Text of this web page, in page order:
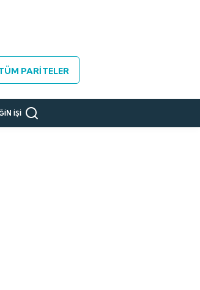
PARİTELER
İŞİ